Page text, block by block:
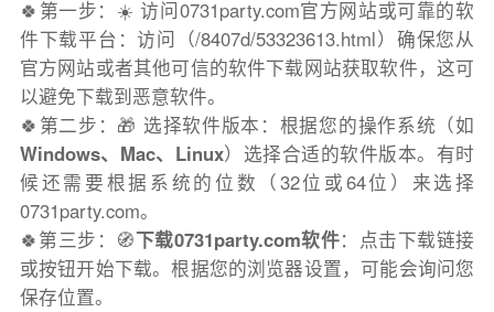
🍀第一步：☀️ 访问0731party.com官方网站或可靠的软
件下载平台：访问（/8407d/53323613.html）确保您从
官方网站或者其他可信的软件下载网站获取软件，这可
以避免下载到恶意软件。
🍀第二步：🎁 选择软件版本：根据您的操作系统（如
Windows、Mac、Linux）选择合适的软件版本。有时
候还需要根据系统的位数（32位或64位）来选择
0731party.com。
🍀第三步：🧭下载0731party.com软件：点击下载链接
或按钮开始下载。根据您的浏览器设置，可能会询问您
保存位置。